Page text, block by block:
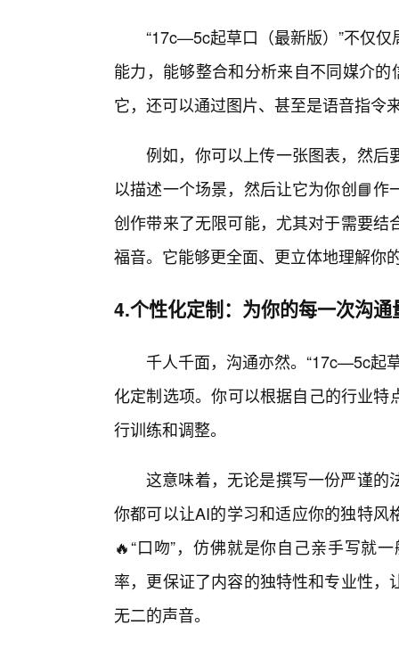
“17c—5c起草口（最新版）”不仅
能力，能够整合和分析来自不同媒介
它，还可以通过图片、甚至是语音指令
例如，你可以上传一张图表，然后
以描述一个场景，然后让它为你创📘
创作带来了无限可能，尤其对于需要
福音。它能够更全面、更立体地理解你
4.个性化定制：为你的每一次沟通
千人千面，沟通亦然。“17c—5c起
化定制选项。你可以根据自己的行业
行训练和调整。
这意味着，无论是撰写一份严谨的
你都可以让AI的学习和适应你的独特
🔥“口吻”，仿佛就是你自己亲手写就
率，更保证了内容的独特性和专业性
无二的声音。